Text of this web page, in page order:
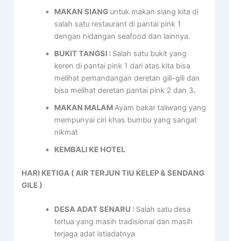
MAKAN SIANG untuk makan siang kita di
salah satu restaurant di pantai pink 1
dengan hidangan seafood dan lainnya.
BUKIT TANGSI : Salah satu bukit yang
keren di pantai pink 1 dari atas kita bisa
melihat pemandangan deretan gili-gili dan
bisa melihat deretan pantai pink 2 dan 3.
MAKAN MALAMAyam bakar taliwang yang
mempunyai ciri khas bumbu yang sangat
nikmat
KEMBALI KE HOTEL
HARI KETIGA ( AIR TERJUN TIU KELEP & SENDANG
GILE )
DESA ADAT SENARU : Salah satu desa
tertua yang masih tradisional dan masih
terjaga adat istiadatnya